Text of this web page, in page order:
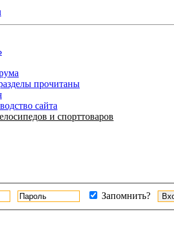
прочитаны
сайта
и спорттоваров
Запомнить?